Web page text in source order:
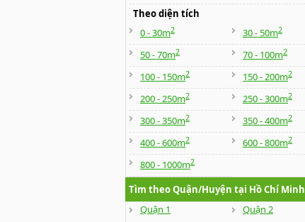
Theo diện tích
0 - 30m2 30 - 50m2
50 - 70m2 70 - 100m2
100 - 150m2 150 - 200m2
200 - 250m2 250 - 300m2
300 - 350m2 350 - 400m2
400 - 600m2 600 - 800m2
800 - 1000m2
Tìm theo Quận/Huyện tại Hồ Chí Minh
Quận 1
Quận 2